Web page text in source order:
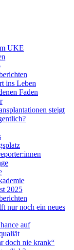
UKE
ins Leben
Faden
steigt
2025
nur noch ein neues
auf
doch nie krank“